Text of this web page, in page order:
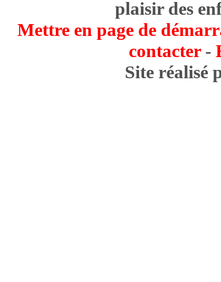
plaisir des
Mettre en page de
contacter-
Site réalisé